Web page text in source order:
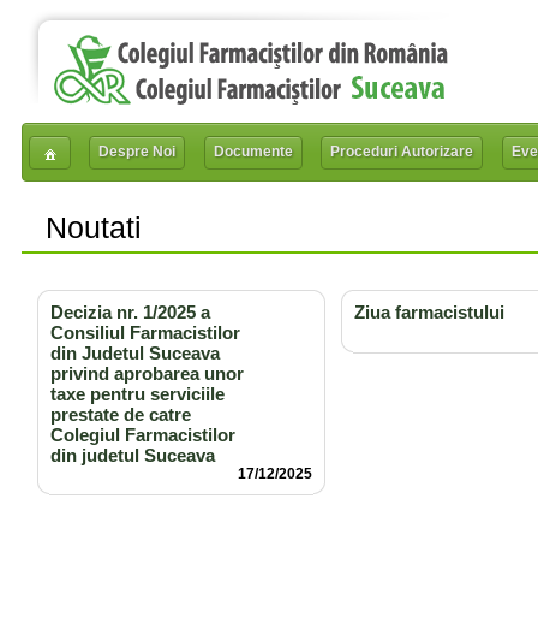
Despre Noi Documente Proceduri Autorizare
Noutati
Decizia nr. 1/2025 a
Consiliul Farmacistilor
din Judetul Suceava
privind aprobarea unor
taxe pentru serviciile
prestate de catre
Colegiul Farmacistilor
din judetul Suceava
17/12/2025
Ziua farmacistului